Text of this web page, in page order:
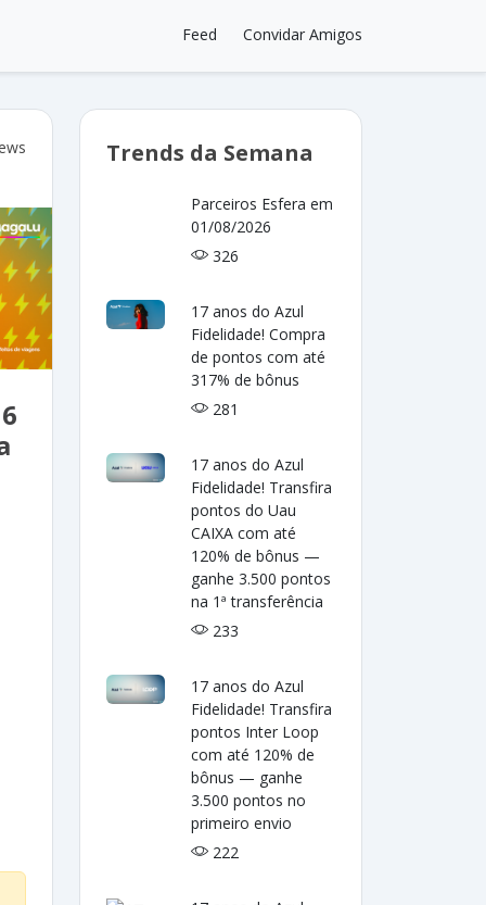
Feed Convidar Amigos
Trends da Semana
Parceiros Esfera em
01/08/2026
326
17 anos do Azul
Fidelidade! Compra
de pontos com até
317% de bônus
281
17 anos do Azul
Fidelidade! Transfira
pontos do Uau
CAIXA com até
120% de bônus —
ganhe 3.500 pontos
na 1ª transferência
233
17 anos do Azul
Fidelidade! Transfira
pontos Inter Loop
com até 120% de
bônus — ganhe
3.500 pontos no
primeiro envio
222